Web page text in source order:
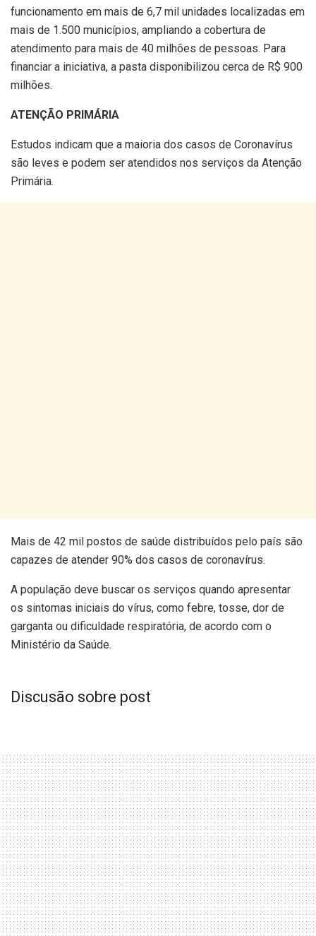
funcionamento em mais de 6,7 mil unidades localizadas em
mais de 1.500 municípios, ampliando a cobertura de
atendimento para mais de 40 milhões de pessoas. Para
financiar a iniciativa, a pasta disponibilizou cerca de R$ 900
milhões.
ATENÇÃO PRIMÁRIA
Estudos indicam que a maioria dos casos de Coronavírus
são leves e podem ser atendidos nos serviços da Atenção
Primária.
Mais de 42 mil postos de saúde distribuídos pelo país são
capazes de atender 90% dos casos de coronavírus.
A população deve buscar os serviços quando apresentar
os sintomas iniciais do vírus, como febre, tosse, dor de
garganta ou dificuldade respiratória, de acordo com o
Ministério da Saúde.
Discusão sobre post